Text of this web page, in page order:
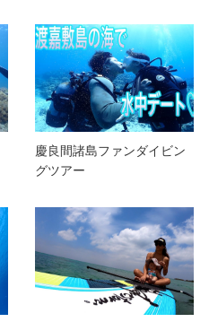
慶良間諸島ファンダイビン
グツアー